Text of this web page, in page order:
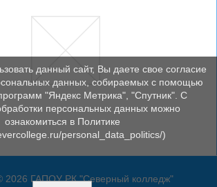
2026 ГАПОУ РК "Северный колледж"
данный сайт, Вы даете свое согласие
данных, собираемых с помощью
"Яндекс Метрика", "Спутник". С
персональных данных можно
ознакомиться в Политике
personal_data_politics/)